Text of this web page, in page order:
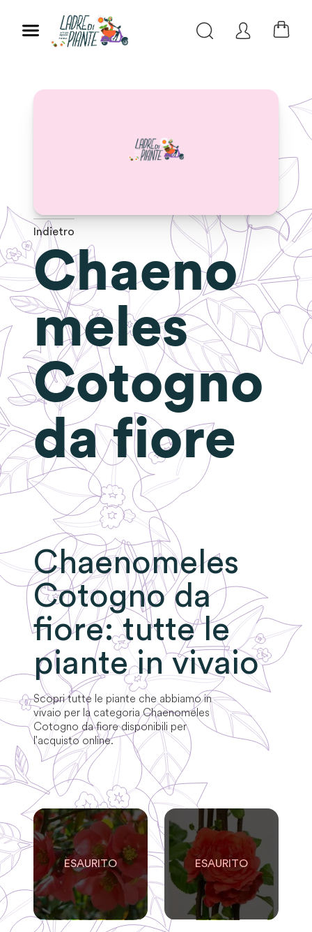
Indietro
Chaeno
meles
Cotogno
da fiore
Chaenomeles
Cotogno da
fiore: tutte le
piante in vivaio
Scopri tutte le piante che abbiamo in
vivaio per la categoria Chaenomeles
Cotogno da fioredisponibili per
l'acquisto online.
0
SOLO0RIMASTE
0
SOLO0RIMASTE